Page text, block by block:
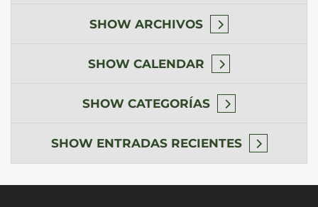
SHOW ARCHIVOS
SHOW CALENDAR
SHOW CATEGORÍAS
SHOW ENTRADAS RECIENTES